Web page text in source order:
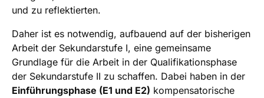
und zu reflektierten.
Daher ist es notwendig, aufbauend auf der bisherigen
Arbeit der Sekundarstufe I, eine gemeinsame
Grundlage für die Arbeit in der Qualifikationsphase
der Sekundarstufe II zu schaffen. Dabei haben in der
Einführungsphase (E1 und E2) kompensatorische